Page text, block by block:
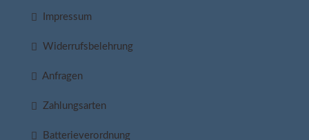
Impressum
Widerrufsbelehrung
Anfragen
Zahlungsarten
Batterieverordnung